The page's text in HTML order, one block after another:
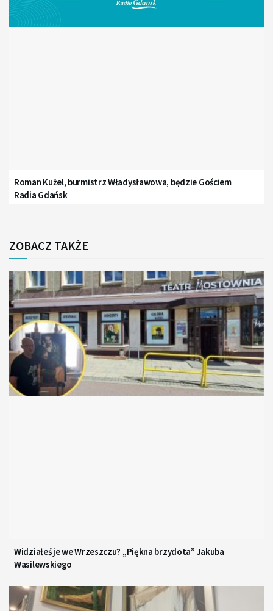
Roman Kużel, burmistrz Władysławowa, będzie Gościem
Radia Gdańsk
ZOBACZ TAKŻE
Widziałeś je we Wrzeszczu? „Piękna brzydota” Jakuba
Wasilewskiego